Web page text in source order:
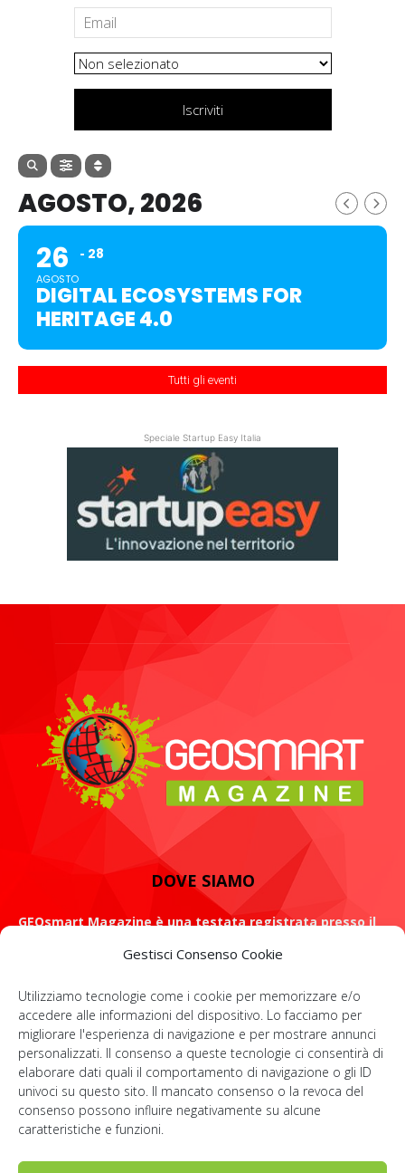
Gestisci Consenso Cookie
Utilizziamo tecnologie come i cookie per memorizzare e/o
accedere alle informazioni del dispositivo. Lo facciamo per
migliorare l'esperienza di navigazione e per mostrare annunci
personalizzati. Il consenso a queste tecnologie ci consentirà di
elaborare dati quali il comportamento di navigazione o gli ID
univoci su questo sito. Il mancato consenso o la revoca del
consenso possono influire negativamente su alcune
caratteristiche e funzioni.
Iscriviti
AGOSTO, 2026
26
AGOSTO
28
DIGITAL ECOSYSTEMS FOR
HERITAGE 4.0
Tutti gli eventi
Speciale Startup Easy Italia
DOVE SIAMO
GEOsmart Magazine è una testata registrata presso il
ROMA: Via Casilina 98, 00182
Contattaci:info@geosmartmagazine.it
SOCIAL